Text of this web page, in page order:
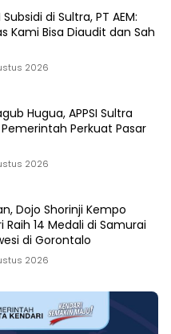
di Sultra, PT AEM:
Kami Bisa Diaudit dan Sah
2026
Hugua, APPSI Sultra
Perkuat Pasar
2026
Dojo Shorinji Kempo
Raih 14 Medali di Samurai
di Gorontalo
2026